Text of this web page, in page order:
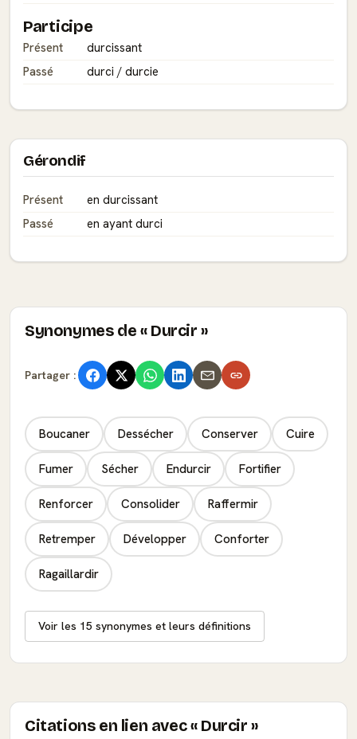
Participe
Présent
durcissant
Passé
durci / durcie
Gérondif
Présent
en durcissant
Passé
en ayant durci
Synonymes de « Durcir »
Partager :
Boucaner Dessécher Conserver Cuire
Fumer Sécher Endurcir Fortifier
Renforcer Consolider Raffermir
Retremper Développer Conforter
Ragaillardir
Voir les 15 synonymes et leurs définitions
Citations en lien avec « Durcir »